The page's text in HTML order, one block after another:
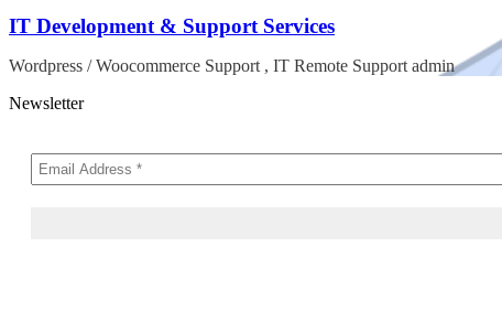
IT Development & Support Services
Wordpress / Woocommerce Support , IT Remote Support admin
Newsletter